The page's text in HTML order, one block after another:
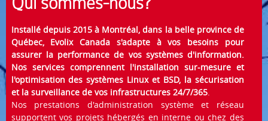
Installé depuis 2015 à Montréal, dans la belle province de
Québec, Evolix Canada s'adapte à vos besoins pour
assurer la performance de vos systèmes d'information.
Nos services comprennent l'installation sur-mesure et
l'optimisation des systèmes Linux et BSD, la sécurisation
et la surveillance de vos infrastructures 24/7/365.
Nos prestations d'administration système et réseau
supportent vos projets hébergés en interne ou chez des